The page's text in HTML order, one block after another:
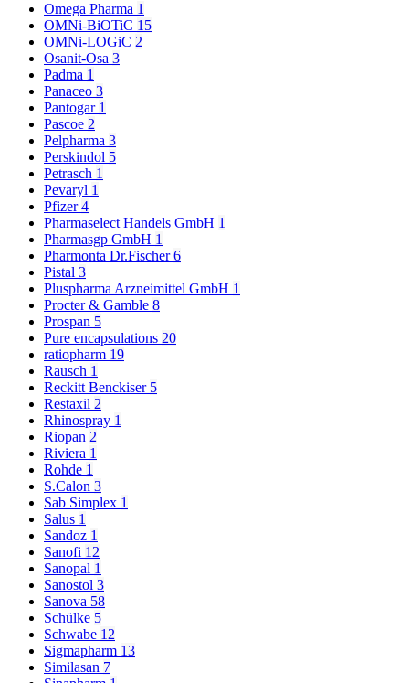
Omega Pharma 1
OMNi-BiOTiC 15
OMNi-LOGiC 2
Osanit-Osa 3
Padma 1
Panaceo 3
Pantogar 1
Pascoe 2
Pelpharma 3
Perskindol 5
Petrasch 1
Pevaryl 1
Pfizer4
Pharmaselect Handels GmbH 1
Pharmasgp GmbH 1
Pharmonta Dr.Fischer6
Pistal 3
Pluspharma Arzneimittel GmbH 1
Procter & Gamble 8
Prospan 5
Pure encapsulations 20
ratiopharm 19
Rausch 1
Reckitt Benckiser 5
Restaxil 2
Rhinospray 1
Riopan 2
Riviera 1
Rohde 1
S.Calon 3
Sab Simplex 1
Salus 1
Sandoz 1
Sanofi 12
Sanopal 1
Sanostol 3
Sanova 58
Schülke 5
Schwabe 12
Sigmapharm 13
Similasan 7